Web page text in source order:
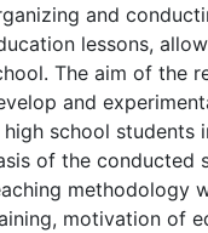
and
lessons,
The aim of the
and
high school students
of the conducted
methodology
motivation of